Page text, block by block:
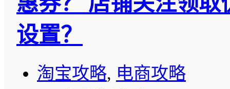
设置？
淘宝攻略, 电商攻略